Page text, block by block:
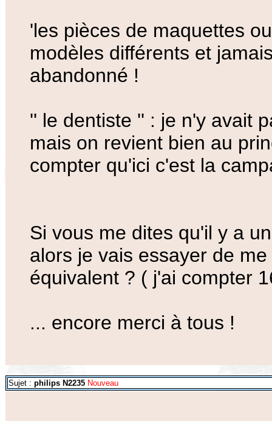
'les pièces de maquettes
modèles différents et
abandonné !
'' le dentiste '' : je n'y avait
mais on revient bien au
compter qu'ici c'est la
Si vous me dites qu'il y a
alors je vais essayer de
équivalent ? ( j'ai compter
... encore merci à tous !
Sujet : philips N2235 Nouveau